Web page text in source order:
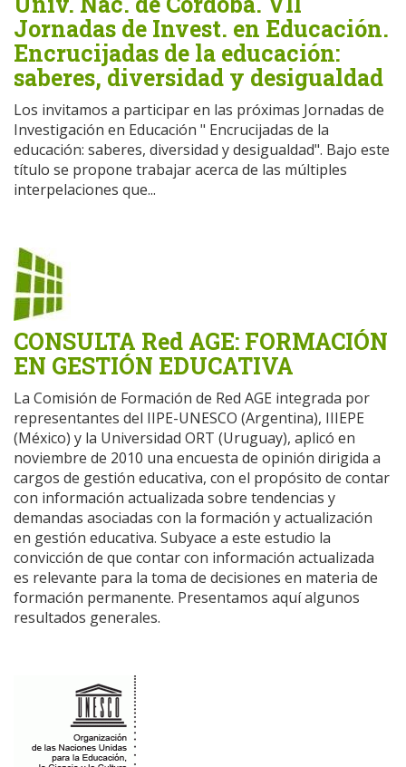
Jornadas de Invest. en Educación.
Encrucijadas de la educación:
saberes, diversidad y desigualdad
Los invitamos a participar en las próximas Jornadas de
Investigación en Educación " Encrucijadas de la
educación: saberes, diversidad y desigualdad". Bajo este
título se propone trabajar acerca de las múltiples
interpelaciones que...
CONSULTA Red AGE: FORMACIÓN
EN GESTIÓN EDUCATIVA
La Comisión de Formación de Red AGE integrada por
representantes del IIPE-UNESCO (Argentina), IIIEPE
(México) y la Universidad ORT (Uruguay), aplicó en
noviembre de 2010 una encuesta de opinión dirigida a
cargos de gestión educativa, con el propósito de contar
con información actualizada sobre tendencias y
demandas asociadas con la formación y actualización
en gestión educativa. Subyace a este estudio la
convicción de que contar con información actualizada
es relevante para la toma de decisiones en materia de
formación permanente. Presentamos aquí algunos
resultados generales.